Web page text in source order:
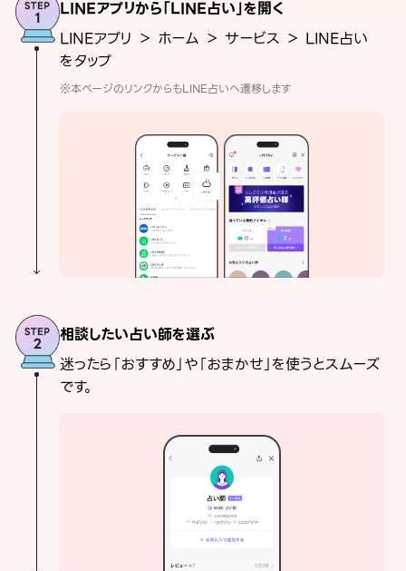
LINEアプリから「LINE占い」を開く
LINEアプリ ＞ ホーム ＞ サービス ＞ LINE占い
をタップ
※本ページのリンクからもLINE占いへ遷移します
相談したい占い師を選ぶ
迷ったら「おすすめ」や「おまかせ」を使うとスムーズ
です。